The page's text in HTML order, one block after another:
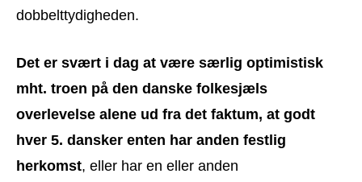
dobbelttydigheden.
Det er svært i dag at være særlig optimistisk
mht. troen på den danske folkesjæls
overlevelse alene ud fra det faktum, at godt
hver 5. dansker enten har anden festlig
herkomst, eller har en eller anden